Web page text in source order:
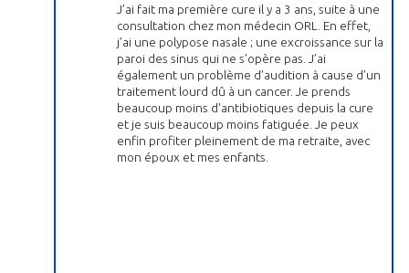
J’ai fait ma première cure il y a 3 ans, suite à une
consultation chez mon médecin ORL. En effet,
j’ai une polypose nasale ; une excroissance sur la
paroi des sinus qui ne s’opère pas. J’ai
également un problème d’audition à cause d’un
traitement lourd dû à un cancer. Je prends
beaucoup moins d'antibiotiques depuis la cure
et je suis beaucoup moins fatiguée. Je peux
enfin profiter pleinement de ma retraite, avec
mon époux et mes enfants.